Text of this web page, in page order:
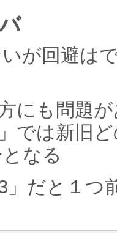
が回避は
にも問題
」では新旧
なる
」だと１